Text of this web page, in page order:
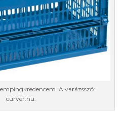
A varázsszó:
curver.hu.